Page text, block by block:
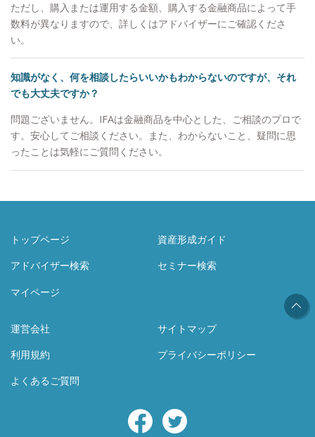
ます。 【趣味】 ゴルフ、旅行、お酒が趣味で、最
近は沖縄に行きました。マイル集めにこだわりがあ
お客様にも伝えることがあります。
ただし、購入または運用する金額、購入する金融商品によって手
数料が異なりますので、詳しくはアドバイザーにご確認くださ
い。
知識がなく、何を相談したらいいかもわからないのですが、それ
でも大丈夫ですか？
問題ございません。IFAは金融商品を中心とした、ご相談のプロで
す。安心してご相談ください。また、わからないこと、疑問に思
ったことは気軽にご質問ください。
トップページ
資産形成ガイド
アドバイザー検索
セミナー検索
マイページ
運営会社
サイトマップ
利用規約
プライバシーポリシー
よくあるご質問
Facebook